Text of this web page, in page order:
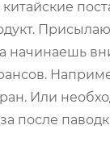
начинаешь
Или
после